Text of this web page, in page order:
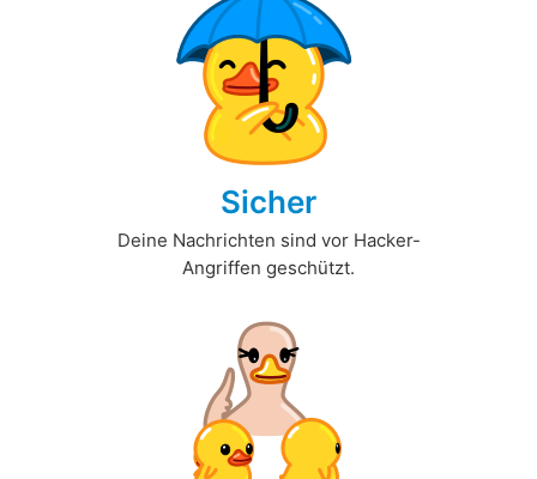
Sicher
Deine Nachrichten sind vor Hacker-
Angriffen geschützt.